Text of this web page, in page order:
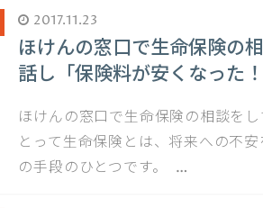
2017.11.23
ほけんの窓口で生命保険の
話し「保険料が安くなった！
ほけんの窓口で生命保険の相談を
とって生命保険とは、将来への不
の手段のひとつです。 …